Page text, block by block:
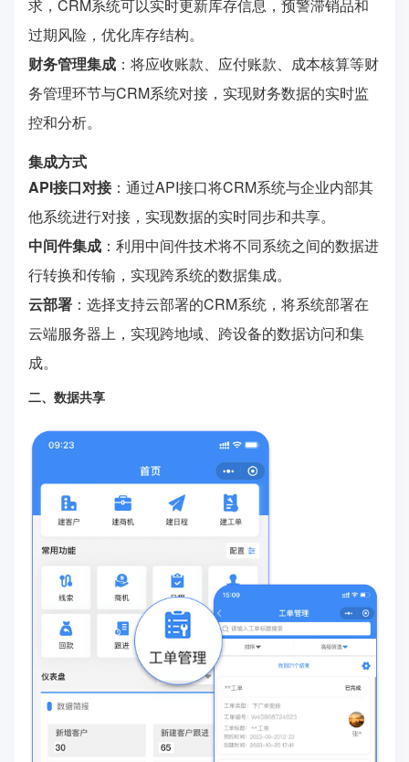
求，CRM系统可以实时更新库存信息，预警滞销品和
过期风险，优化库存结构。
财务管理集成 ：将应收账款、应付账款、成本核算等财
务管理环节与CRM系统对接，实现财务数据的实时监
控和分析。
集成方式
API接口对接：通过API接口将CRM系统与企业内部其
他系统进行对接，实现数据的实时同步和共享。
中间件集成 ：利用中间件技术将不同系统之间的数据进
行转换和传输，实现跨系统的数据集成。
云部署 ：选择支持云部署的CRM系统，将系统部署在
云端服务器上，实现跨地域、跨设备的数据访问和集
成。
二、数据共享